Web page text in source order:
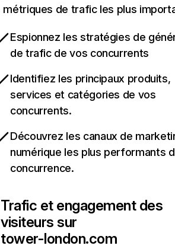
métriques de trafic les plus
Espionnez les stratégies de
de trafic de vos concurrents
Identifiez les principaux produits,
services et catégories de vos
concurrents.
Découvrez les canaux de
numérique les plus performants
concurrence.
Trafic et engagement des
visiteurs sur
tower-london.com